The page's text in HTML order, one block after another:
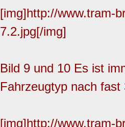
[img]http://www.tram-
7.2.jpg[/img]
Bild 9 und 10 Es ist
Fahrzeugtyp nach
[img]http://www.tram-